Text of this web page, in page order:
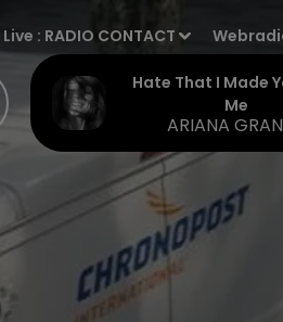
Live : RADIO CONTACT
Hate That I Made
Me
ARIANA